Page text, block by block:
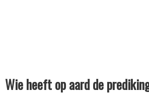
Wie heeft op aard de